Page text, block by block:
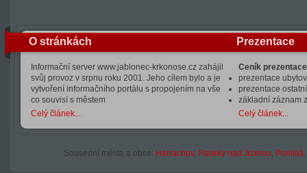
O stránkách
Informační server www.jablonec-krkonose.cz zahájil
svůj provoz v srpnu roku 2001. Jeho cílem bylo a je
vytvoření informačního portálu s propojením na vše
co souvisí s městem
Celý článek...
Prezentace
Ceník
prezentace
prezentace
základní záznam
Celý článek...
Sousední města a obce: Harrachov, Paseky nad Jizerou, Poniklá,